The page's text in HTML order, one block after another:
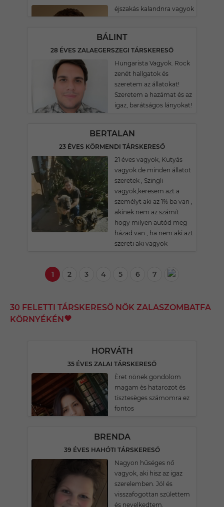
éjszakás kalandnra vagyok
BÁLINT
28 ÉVES ZALAEGERSZEGI TÁRSKERESŐ
Hungarista Vagyok. Rock
zenét hallgatok és
szeretem az állatokat!
Szeretem a hazámat és az
igaz, barátságos lányokat!
BERTALAN
23 ÉVES KÖRMENDI TÁRSKERESŐ
21 éves vagyok, Kutyás
vagyok de minden állatot
szeretek , Szingli
vagyok,keresem azt a
személyt aki az 1% ba van ,
akinek nem az számít
hogy milyen autód meg
házad van , ha nem aki azt
szereti aki vagyok
1 2 3 4 5 6 7
30 FELETTI TÁRSKERESŐ NŐK ZALASZOMBATFA
KÖRNYÉKÉN
HORVÁTH
35 ÉVES ZALAI TÁRSKERESŐ
Èret nönek gondolom
magam ès hatarozot és
tisztesèges számomra ez
fontos
BRENDA
39 ÉVES HAHÓTI TÁRSKERESŐ
Nagyon hűséges nő
vagyok, aki hisz az igaz
szerelemben. Jól és
visszafogottan születtem
és nevelkedtem.